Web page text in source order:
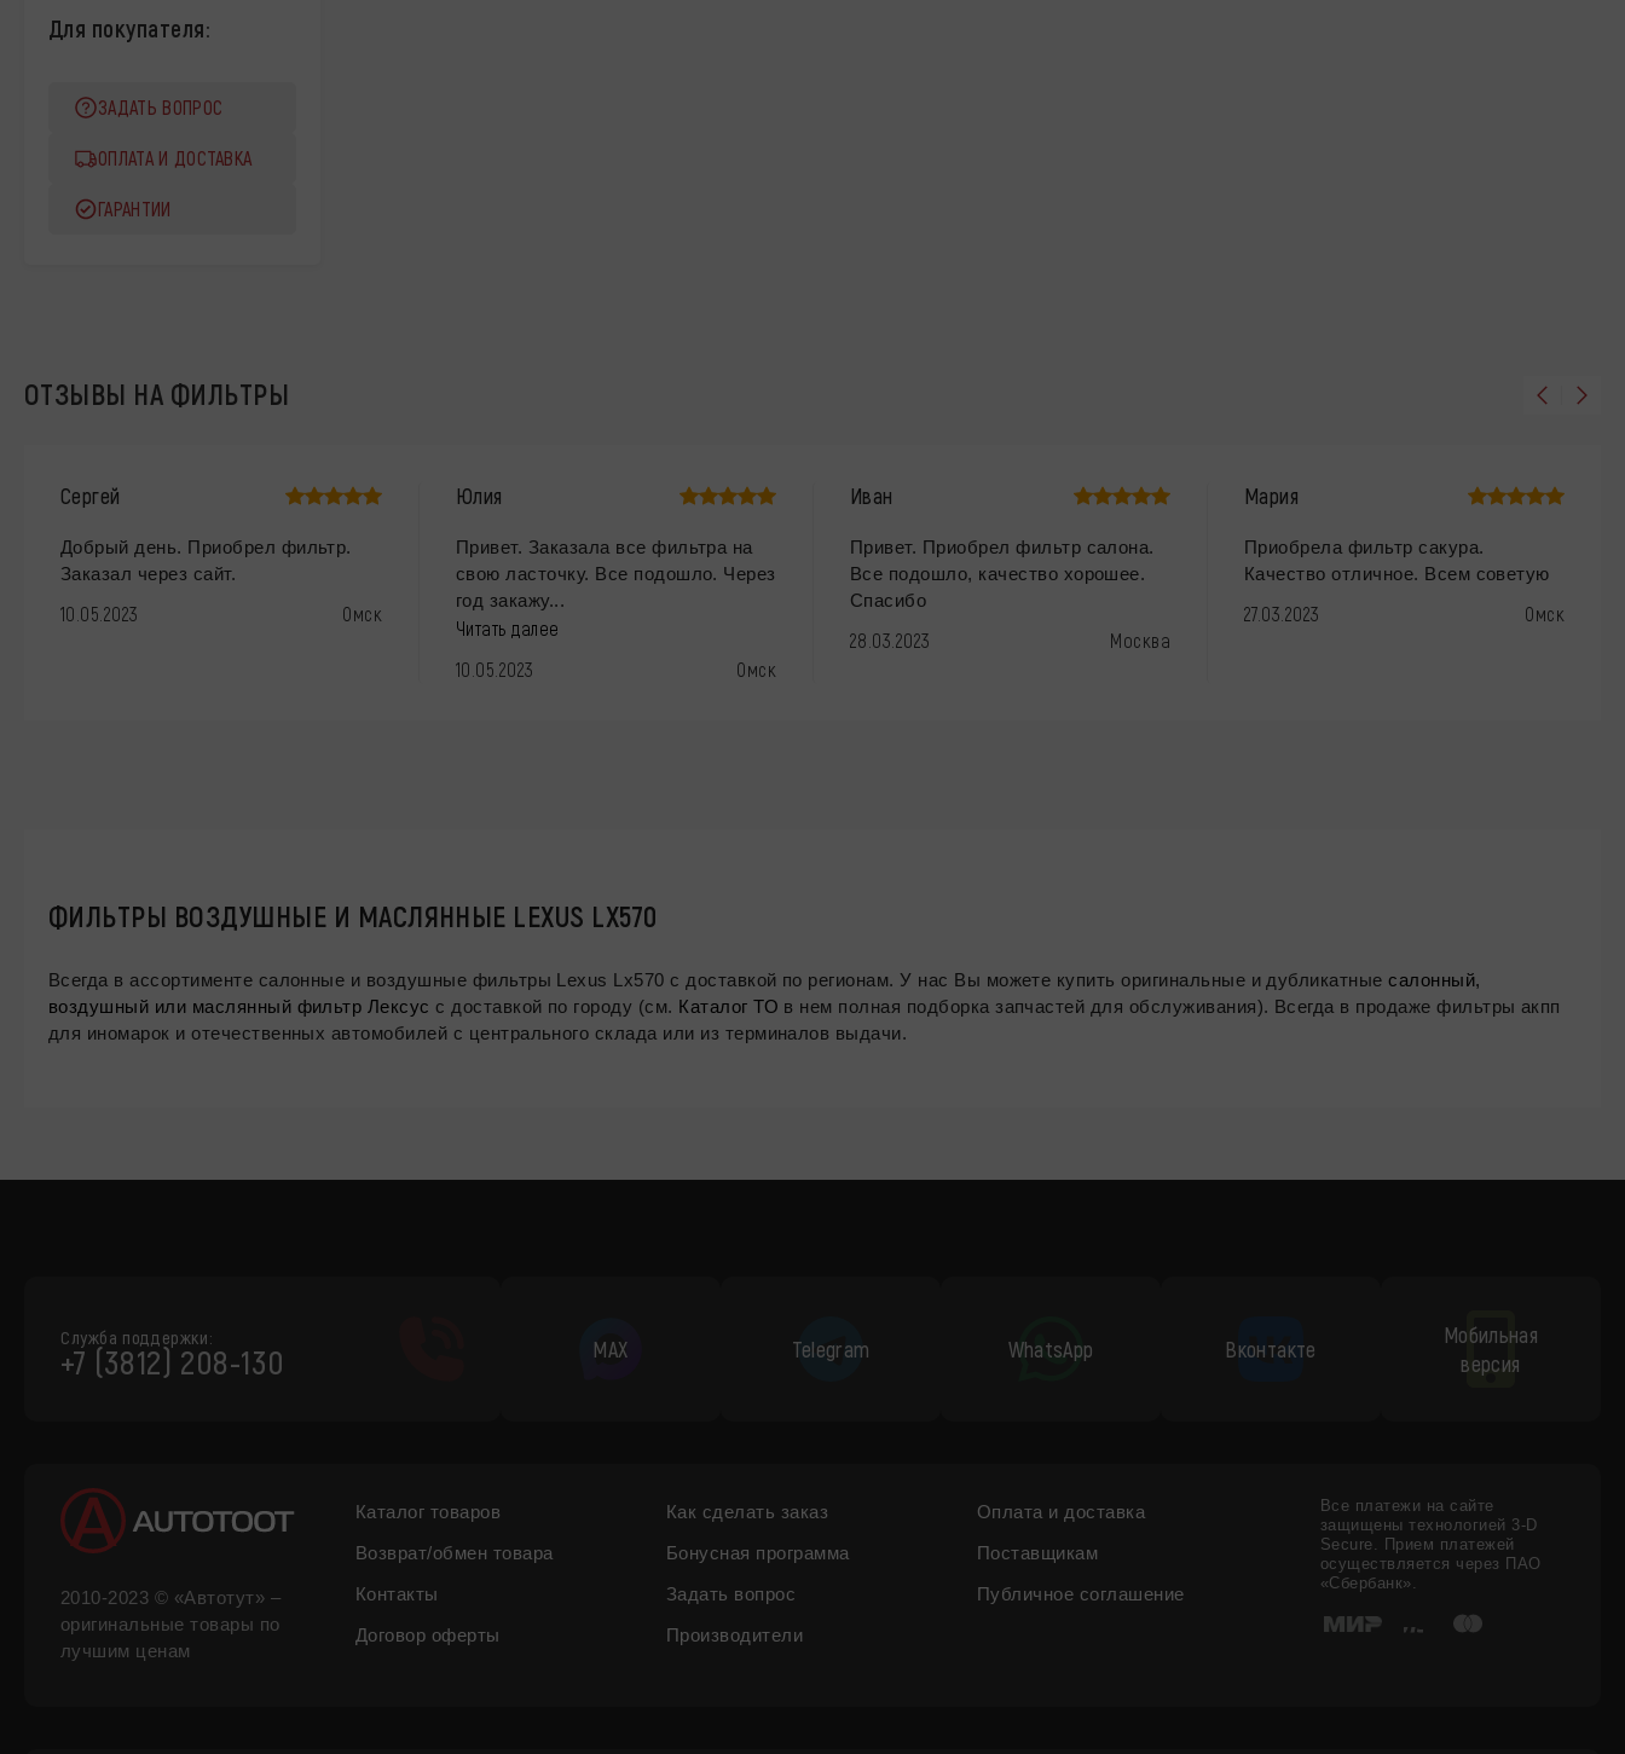
Для покупателя:
ЗАДАТЬ ВОПРОС
ОПЛАТА И ДОСТАВКА
ГАРАНТИИ
ОТЗЫВЫ НА ФИЛЬТРЫ
Сергей
Добрый день. Приобрел фильтр.
Заказал через сайт.
10.05.2023 Омск
Юлия
Привет. Заказала все фильтра на
свою ласточку. Все подошло. Через
год закажу...
Читать далее
10.05.2023
Омск
Иван
Привет. Приобрел фильтр салона.
Все подошло, качество хорошее.
Спасибо
28.03.2023 Москва
Мария
Приобрела фильтр сакура.
Качество отличное. Всем советую
27.03.2023 Омск
ФИЛЬТРЫ ВОЗДУШНЫЕ И МАСЛЯННЫЕ LEXUS LX570
Всегда в ассортименте салонные и воздушные фильтры Lexus Lx570 с доставкой по регионам. У нас Вы можете купить оригинальные и дубликатныесалонный,
воздушный или маслянный фильтр Лексус с доставкой по городу (см. Каталог ТО в нем полная подборка запчастей для обслуживания). Всегда в продаже фильтры акпп
для иномарок и отечественных автомобилей с центрального склада или из терминалов выдачи.
Служба поддержки:
+7 (3812) 208-130 MAX Telegram WhatsApp Вконтакте
Мобильная
версия
2010-2023 © «Автотут» –
оригинальные товары по
лучшим ценам
Каталог товаров Как сделать заказ
Оплата и доставка
Возврат/обмен товара
Бонусная программа
Поставщикам
Контакты
Задать вопрос
Публичное соглашение
Договор оферты
Производители
Все платежи на сайте
защищены технологией 3-D
Secure. Прием платежей
осуществляется через ПАО
«Сбербанк».